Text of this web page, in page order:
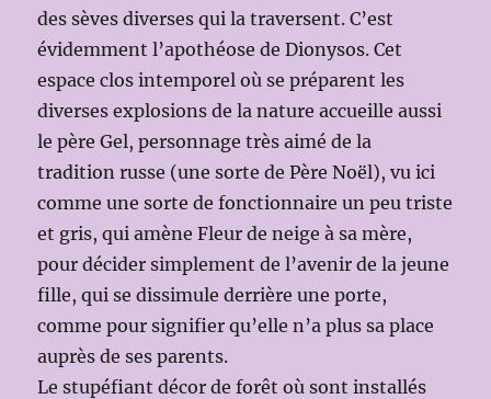
des sèves diverses qui la traversent. C’est
évidemment l’apothéose de Dionysos. Cet
espace clos intemporel où se préparent les
diverses explosions de la nature accueille aussi
le père Gel, personnage très aimé de la
tradition russe (une sorte de Père Noël), vu ici
comme une sorte de fonctionnaire un peu triste
et gris, qui amène Fleur de neige à sa mère,
pour décider simplement de l’avenir de la jeune
fille, qui se dissimule derrière une porte,
comme pour signifier qu’elle n’a plus sa place
auprès de ses parents.
Le stupéfiant décor de forêt où sont installés